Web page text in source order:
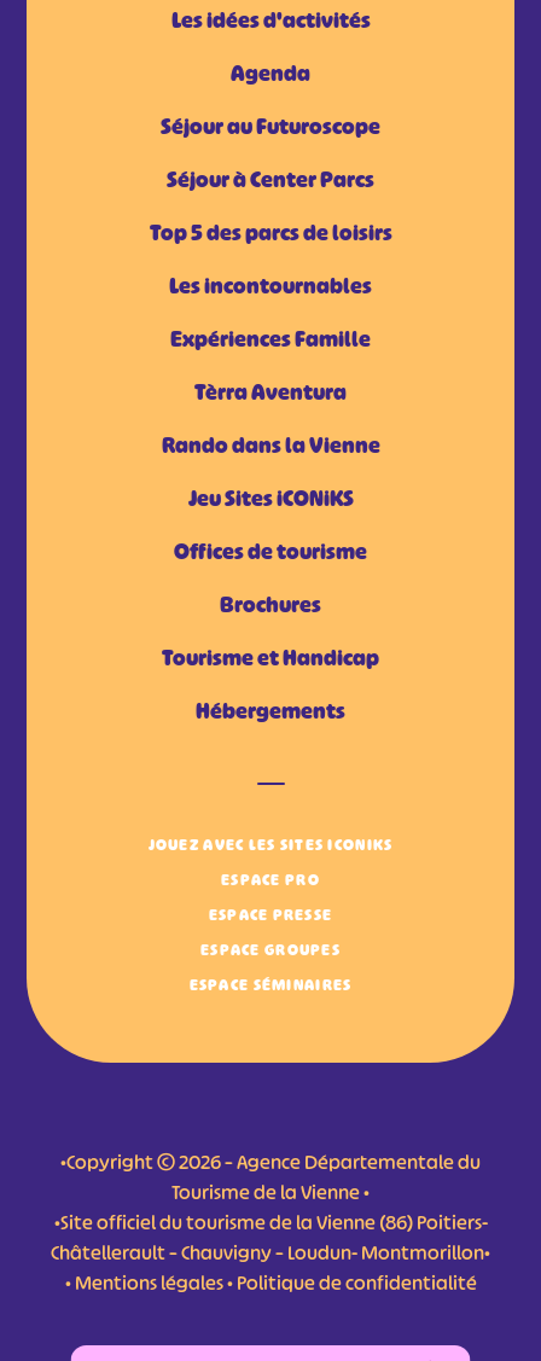
Les idées d'activités
Agenda
Séjour au Futuroscope
Séjour à Center Parcs
Top 5 des parcs de loisirs
Les incontournables
Expériences Famille
Tèrra Aventura
Rando dans la Vienne
Jeu Sites iCONiKS
Offices de tourisme
Brochures
Tourisme et Handicap
Hébergements
JOUEZ AVEC LES SITES ICONIKS
ESPACE PRO
ESPACE PRESSE
ESPACE GROUPES
ESPACE SÉMINAIRES
•Copyright © 2026 – Agence Départementale du
Tourisme de la Vienne •
•Site officiel du tourisme de la Vienne (86) Poitiers-
Châtellerault – Chauvigny – Loudun- Montmorillon•
•Mentions légales•Politique de confidentialité